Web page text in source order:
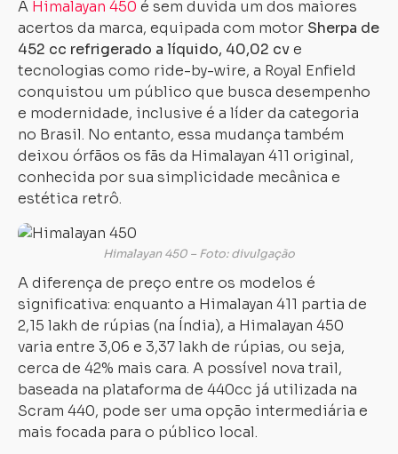
A Himalayan 450 é sem duvida um dos maiores
acertos da marca, equipada com motor Sherpa de
452 cc refrigerado a líquido, 40,02 cve
tecnologias como ride-by-wire, a Royal Enfield
conquistou um público que busca desempenho
e modernidade, inclusive é a líder da categoria
no Brasil. No entanto, essa mudança também
deixou órfãos os fãs da Himalayan 411 original,
conhecida por sua simplicidade mecânica e
estética retrô.
Himalayan 450 – Foto: divulgação
A diferença de preço entre os modelos é
significativa: enquanto a Himalayan 411 partia de
2,15 lakh de rúpias (na Índia), a Himalayan 450
varia entre 3,06 e 3,37 lakh de rúpias, ou seja,
cerca de 42% mais cara. A possível nova trail,
baseada na plataforma de 440cc já utilizada na
Scram 440, pode ser uma opção intermediária e
mais focada para o público local.